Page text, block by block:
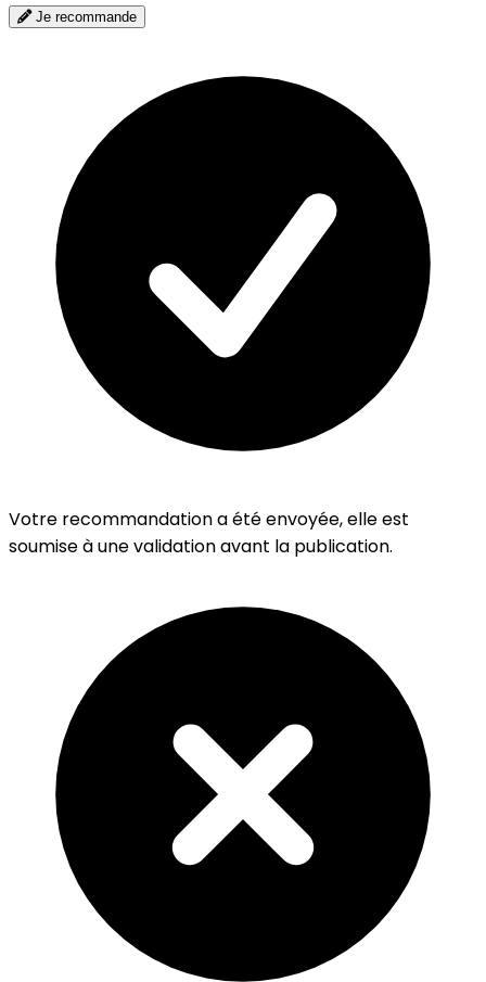
Je recommande
Votre recommandation a été envoyée, elle est
soumise à une validation avant la publication.